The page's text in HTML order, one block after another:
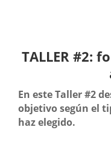
TALLER #2:
En este Taller #2
objetivo según el
haz elegido.